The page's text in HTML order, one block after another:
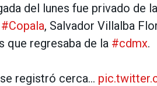
del lunes fue privado de
#Copala, Salvador Villalba
que regresaba de la #cdmx.
registró cerca…